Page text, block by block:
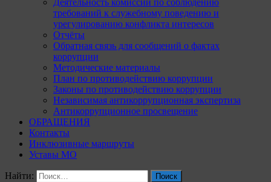
Деятельность комиссии по соблюдению
требований к служебному поведению и
урегулированию конфликта интересов
Отчёты
Обратная связь для сообщений о фактах
коррупции
Методические материалы
План по противодействию коррупции
Законы по противодействию коррупции
Независимая антикоррупционная экспертиза
Антикоррупционное просвещение
ОБРАЩЕНИЯ
Контакты
Инклюзивные маршруты
Уставы МО
Найти: